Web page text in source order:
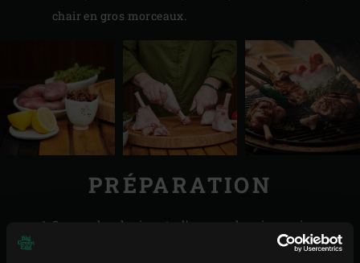
chair en gros morceaux.
PRÉPARATION
Saupoudrez les jarrets d’agneau de poivre noir
fraîchement moulu et de sel. Placez-les sur la grille